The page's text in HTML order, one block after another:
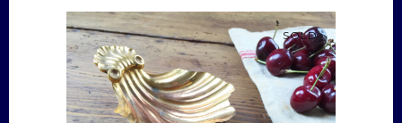
SOLD